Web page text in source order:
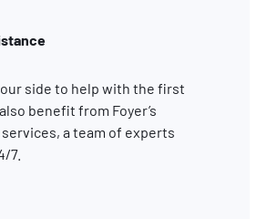
side to help with the first
benefit from Foyer’s
a team of experts
7.